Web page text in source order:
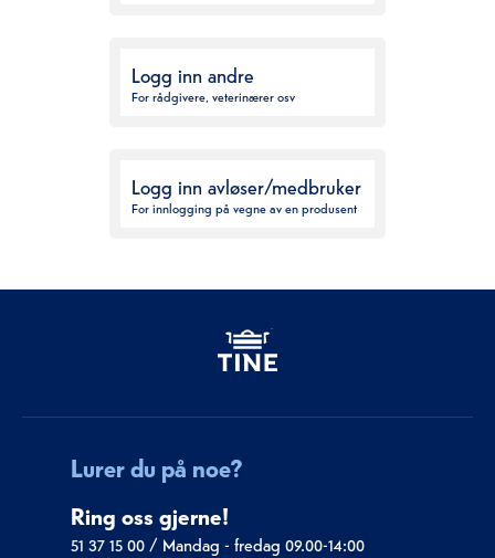
Logg inn andre
For rådgivere, veterinærer osv
Logg inn avløser/medbruker
For innlogging på vegne av en produsent
Lurer du på noe?
Ring oss gjerne!
51 37 15 00/ Mandag - fredag 09.00-14:00